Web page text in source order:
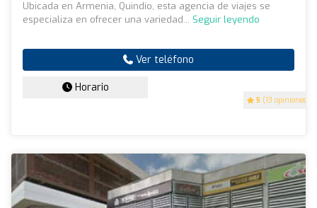
5 (13 opiniones)
Ubicada en Armenia, Quindío, esta agencia de viajes se
especializa en ofrecer una variedad... Seguir leyendo
Ver teléfono
Horario